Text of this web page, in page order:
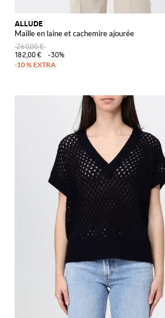
ALLUDE
Maille en laine et cachemire ajourée
260,00 €
182,00 €
-30%